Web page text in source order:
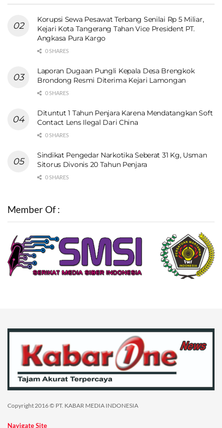
Korupsi Sewa Pesawat Terbang Senilai Rp 5 Miliar,
Kejari Kota Tangerang Tahan Vice President PT.
Angkasa Pura Kargo
0 SHARES
Laporan Dugaan Pungli Kepala Desa Brengkok
Brondong Resmi Diterima Kejari Lamongan
0 SHARES
Dituntut 1 Tahun Penjara Karena Mendatangkan Soft
Contact Lens Ilegal Dari China
0 SHARES
Sindikat Pengedar Narkotika Seberat 31 Kg, Usman
Sitorus Divonis 20 Tahun Penjara
0 SHARES
Member Of :
Copyright 2016 © PT. KABAR MEDIA INDONESIA
Navigate Site